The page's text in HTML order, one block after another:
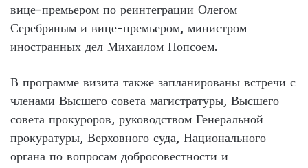
вице-премьером по реинтеграции Олегом
Серебряным и вице-премьером, министром
иностранных дел Михаилом Попсоем.
В программе визита также запланированы встречи с
членами Высшего совета магистратуры, Высшего
совета прокуроров, руководством Генеральной
прокуратуры, Верховного суда, Национального
органа по вопросам добросовестности и